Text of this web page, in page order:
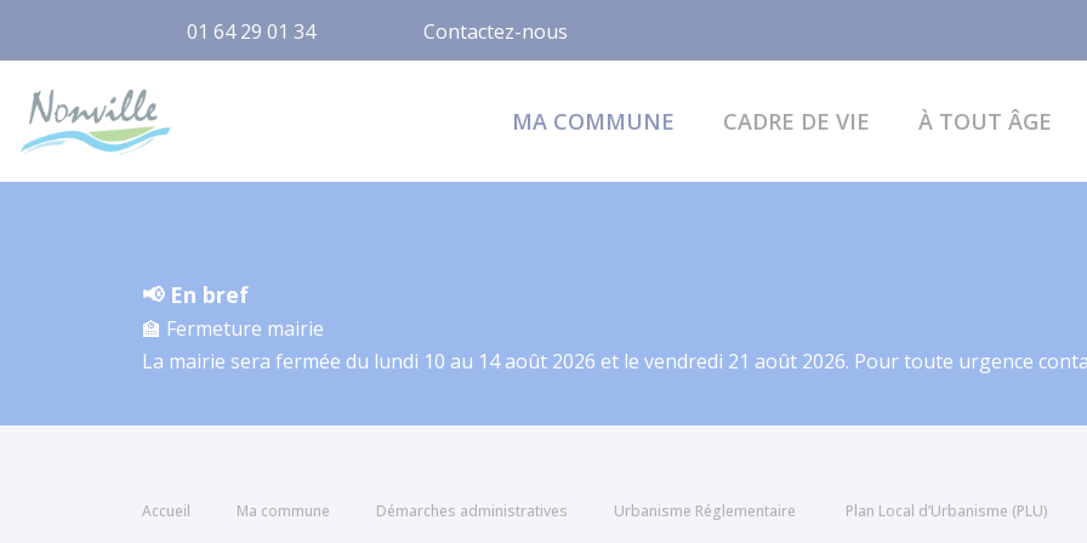
01 64 29 01 34 Contactez-nous
MA COMMUNE CADRE DE VIE À TOUT ÂGE
📢 En bref
🏫 Fermeture mairie
La mairie sera fermée du lundi 10 au 14 août 2026 et le vendredi 21 août 2026. Pour toute urgence
Accueil Ma commune Démarches administratives Urbanisme Réglementaire Plan Local d’Urbanisme (PLU)